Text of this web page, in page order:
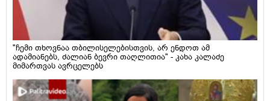
"ჩემი თხოვნაა თბილისელებისთვის, არ ენდოთ ამ
ადამიანებს, ძალიან ბევრი თაღლითია" - კახა კალაძე
მიმართვას ავრცელებს